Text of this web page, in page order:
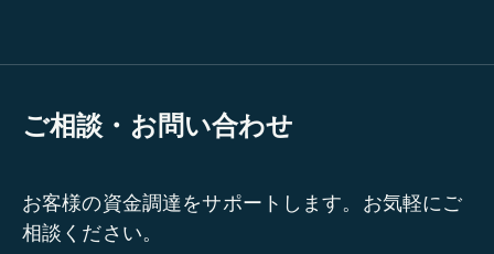
ご相談・お問い合わせ
お客様の資金調達をサポートします。お気軽にご
相談ください。